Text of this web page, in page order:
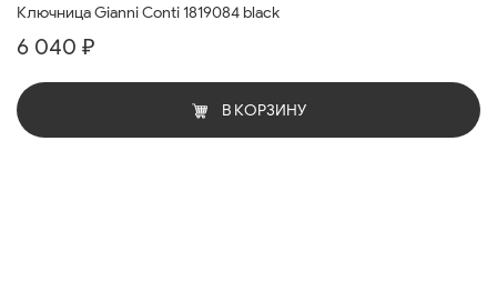
Ключница Gianni Conti 1819084 black
6 040 ₽
В КОРЗИНУ